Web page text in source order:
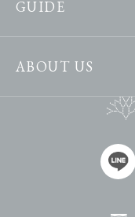
GUIDE
ABOUT US